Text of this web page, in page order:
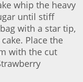
whip the heavy
until stiff
with a star tip,
Place the
with the cut